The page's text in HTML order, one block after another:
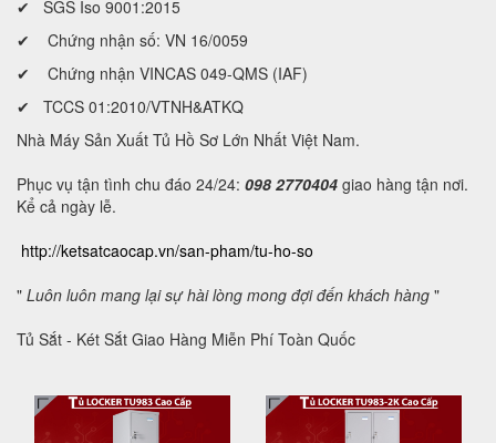
✔ SGS Iso 9001:2015
✔ Chứng nhận số: VN 16/0059
✔ Chứng nhận VINCAS 049-QMS (IAF)
✔ TCCS 01:2010/VTNH&ATKQ
Nhà Máy Sản Xuất Tủ Hồ Sơ Lớn Nhất Việt Nam.
Phục vụ tận tình chu đáo 24/24: 098 2770404 giao hàng tận nơi.
Kể cả ngày lễ.
http://ketsatcaocap.vn/san-pham/tu-ho-so
" Luôn luôn mang lại sự hài lòng mong đợi đến khách hàng "
Tủ Sắt - Két Sắt Giao Hàng Miễn Phí Toàn Quốc